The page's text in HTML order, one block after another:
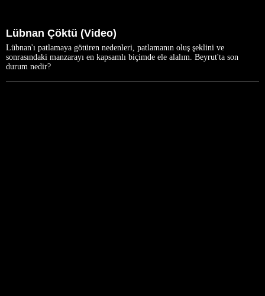
Lübnan Çöktü (Video)
Lübnan'ı patlamaya götüren nedenleri, patlamanın oluş şeklini ve
sonrasındaki manzarayı en kapsamlı biçimde ele alalım. Beyrut'ta son
durum nedir?